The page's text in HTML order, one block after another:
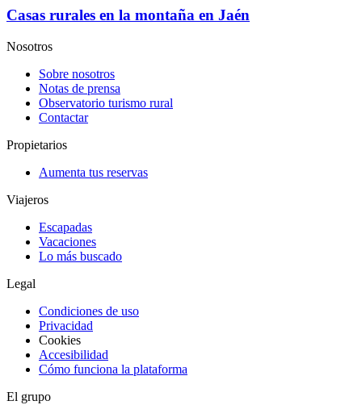
Casas rurales en la montaña en Jaén
Nosotros
Sobre nosotros
Notas de prensa
Observatorio turismo rural
Contactar
Propietarios
Aumenta tus reservas
Viajeros
Escapadas
Vacaciones
Lo más buscado
Legal
Condiciones de uso
Privacidad
Cookies
Accesibilidad
Cómo funciona la plataforma
El grupo